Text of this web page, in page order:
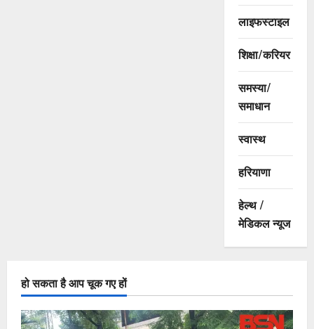
लाइफस्टाइल
शिक्षा/करियर
समस्या/
समाधान
स्वास्थ
हरियाणा
हेल्थ /
मेडिकल न्यूज
हो सकता है आप चूक गए हों